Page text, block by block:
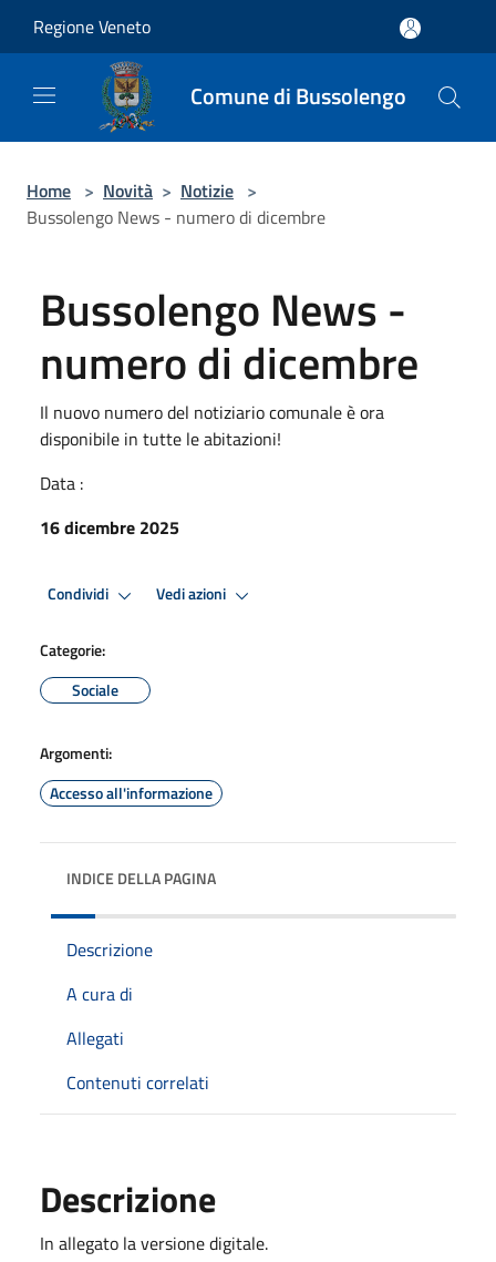
Regione Veneto
Comune di Bussolengo
Home > Novità > Notizie >
Bussolengo News - numero di dicembre
Bussolengo News -
numero di dicembre
Il nuovo numero del notiziario comunale è ora
disponibile in tutte le abitazioni!
Data :
16 dicembre 2025
Condividi Vedi azioni
Categorie:
Sociale
Argomenti:
Accesso all'informazione
INDICE DELLA PAGINA
Descrizione
A cura di
Allegati
Contenuti correlati
Descrizione
In allegato la versione digitale.